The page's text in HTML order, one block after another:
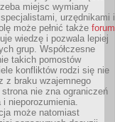
miejsc wymiany
urzędnikami i
może pełnić także forum
wiedzę i pozwala lepiej
grup. Współczesne
takich pomostów
konfliktów rodzi się nie
z braku wzajemnego
nie zna ograniczeń
i nieporozumienia.
może natomiast